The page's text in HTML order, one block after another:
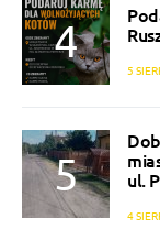
5
ul.
4